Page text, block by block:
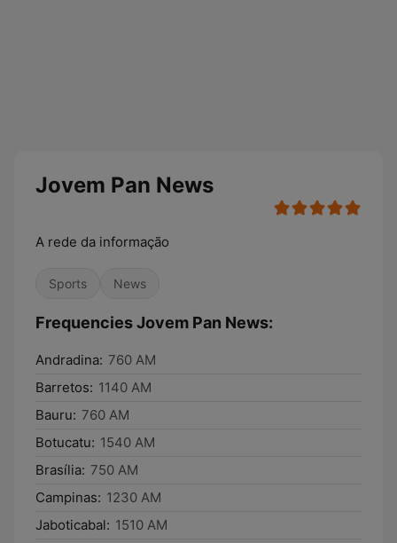
Jovem Pan News
A rede da informação
Sports News
Frequencies Jovem Pan News:
Andradina: 760 AM
Barretos: 1140 AM
Bauru: 760 AM
Botucatu: 1540 AM
Brasília: 750 AM
Campinas: 1230 AM
Jaboticabal: 1510 AM